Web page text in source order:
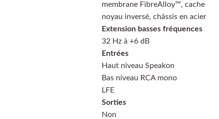
membrane FibreAlloy™, cache
noyau inversé, châssis en acier
Extension basses fréquences
32 Hz à +6 dB
Entrées
Haut niveau Speakon
Bas niveau RCA mono
LFE
Sorties
Non